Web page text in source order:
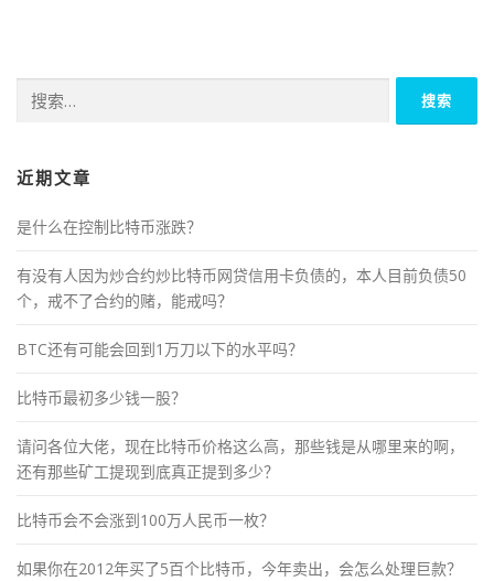
索：
近期文章
是什么在控制比特币涨跌？
有没有人因为炒合约炒比特币网贷信用卡负债的，本人目前负债50
个，戒不了合约的赌，能戒吗？
BTC还有可能会回到1万刀以下的水平吗？
比特币最初多少钱一股？
请问各位大佬，现在比特币价格这么高，那些钱是从哪里来的啊，
还有那些矿工提现到底真正提到多少？
比特币会不会涨到100万人民币一枚？
如果你在2012年买了5百个比特币，今年卖出，会怎么处理巨款？